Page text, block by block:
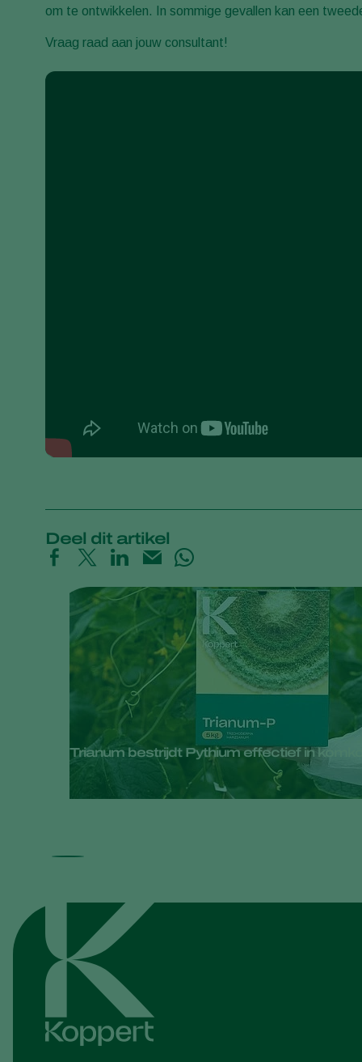
om te ontwikkelen. In sommige gevallen kan een
Vraag raad aan jouw consultant!
Deel dit artikel
Trianum bestrijdt Pythium effectief in